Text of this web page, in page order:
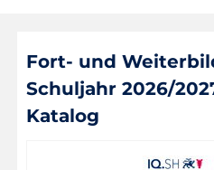
Fort- und
Schuljahr 2026/
Katalog